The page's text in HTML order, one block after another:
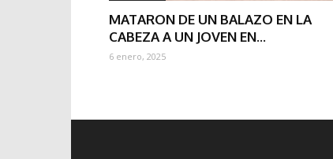
MATARON DE UN BALAZO EN LA
CABEZA A UN JOVEN EN...
6 enero, 2025